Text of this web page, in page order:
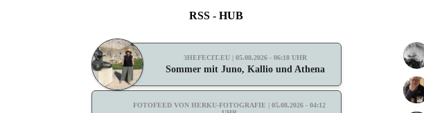
RSS - HUB
3HEFECIT.EU | 05.08.2026 - 06:18 UHR
Sommer mit Juno, Kallio und Athena
FOTOFEED VON HERKU-FOTOGRAFIE | 05.08.2026 - 04:12